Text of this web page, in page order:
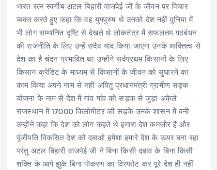
भारत रत्न स्वर्गीय अटल बिहारी वाजपेई जी के जीवन पर विचार
व्यक्त करते हुए कहा कि वह युगपुरुष थे उनको देश नहीं दुनिया में
भी लोग सम्मानित दृष्टि से देखते थे लोकतंत्र में सफलतम गठबंधन
की राजनीति के लिए उन्हें सदैव याद किया जाएगा उनके व्यक्तित्व से
देश का है चंदन प्रभावित था उन्होंने सर्वप्रथम किसानों के लिए
किसान क्रेडिट के माध्यम से किसानों के जीवन को सुधारने का
काम किया अपने नाम से नहीं अपितु प्रधानमंत्री ग्रामीण सड़क
योजना के नाम से देश में गांव गांव को सड़क से जुड़ा अकेले
राजस्थान में 17000 किलोमीटर की सड़कें उनके शासन में बनी
उन्होंने कहा कि देश को लोग कहते थे हमारा देश कमजोर है और
पूंजीपति विकसित देश को दबाओ हमेशा हमारे देश के ऊपर बना रहा
परंतु अटल बिहारी वाजपेई जी ने बिना किसी दबाव के बिना किसी
शक्ति के आगे झुके बिना पोकरण का विस्फोट कर पूरे देश ही नहीं